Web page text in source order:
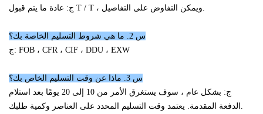
ج: عادة ما يتم قبول T / T ، ويمكن التفاوض على التفاصيل.
س 2. ما هي شروط التسليم الخاصة بك؟
ج: FOB ، CFR ، CIF ، DDU ، EXW
س 3. ماذا عن وقت التسليم الخاص بك؟
ج: بشكل عام ، سوف يستغرق الأمر من 10 إلى 20 يومًا بعد استلام
الدفعة المقدمة. يعتمد وقت التسليم المحدد على العناصر وكمية طلبك.